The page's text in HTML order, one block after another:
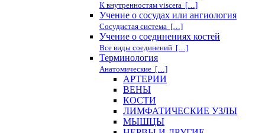
К внутренностям viscera […]
Учение о сосудах или ангиология
Сосудистая система […]
Учение о соединениях костей
Все виды соединений […]
Терминология
Анатомические […]
АРТЕРИИ
ВЕНЫ
КОСТИ
ЛИМФАТИЧЕСКИЕ УЗЛЫ
МЫШЦЫ